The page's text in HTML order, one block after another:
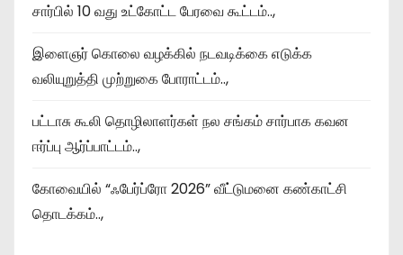
சார்பில் 10 வது உட்கோட்ட பேரவை கூட்டம்..,
இளைஞர் கொலை வழக்கில் நடவடிக்கை எடுக்க
வலியுறுத்தி முற்றுகை போராட்டம்..,
பட்டாசு கூலி தொழிலாளர்கள் நல சங்கம் சார்பாக கவன
ஈர்ப்பு ஆர்ப்பாட்டம்..,
கோவையில் “ஃபேர்ப்ரோ 2026” வீட்டுமனை கண்காட்சி
தொடக்கம்..,